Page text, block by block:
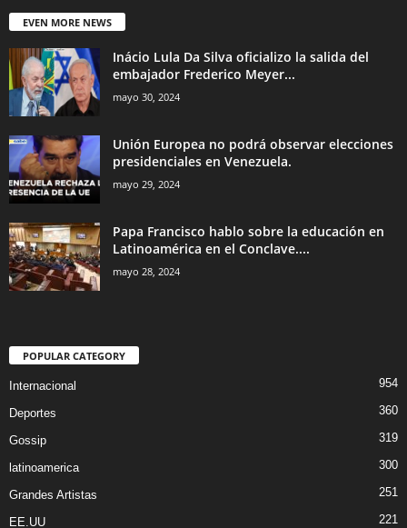
EVEN MORE NEWS
Inácio Lula Da Silva oficializo la salida del
embajador Frederico Meyer...
mayo 30, 2024
Unión Europea no podrá observar elecciones
presidenciales en Venezuela.
mayo 29, 2024
Papa Francisco hablo sobre la educación en
Latinoamérica en el Conclave....
mayo 28, 2024
POPULAR CATEGORY
Internacional 954
Deportes 360
Gossip 319
latinoamerica 300
Grandes Artistas 251
EE.UU 221